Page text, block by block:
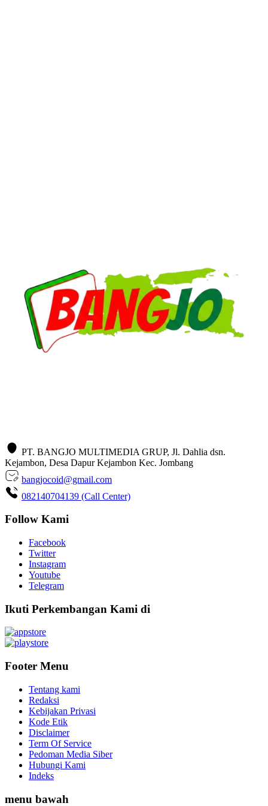
PT. BANGJO MULTIMEDIA GRUP, Jl. Dahlia dsn.
Kejambon, Desa Dapur Kejambon Kec. Jombang
bangjocoid@gmail.com
082140704139 (Call Center)
Follow Kami
Facebook
Twitter
Instagram
Youtube
Telegram
Ikuti Perkembangan Kami di
Footer Menu
Tentang kami
Redaksi
Kebijakan Privasi
Kode Etik
Disclaimer
Term Of Service
Pedoman Media Siber
Hubungi Kami
Indeks
menu bawah